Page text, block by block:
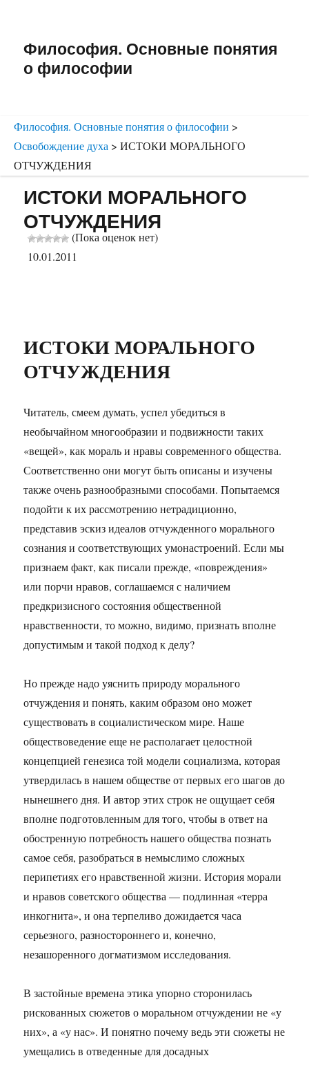
Философия. Основные понятия
о философии
Философия. Основные понятия о философии >
Освобождение духа > ИСТОКИ МОРАЛЬНОГО
ОТЧУЖДЕНИЯ
ИСТОКИ МОРАЛЬНОГО
ОТЧУЖДЕНИЯ
(Пока оценок нет)
10.01.2011
ИСТОКИ МОРАЛЬНОГО
ОТЧУЖДЕНИЯ
Читатель, смеем думать, успел убедиться в
необычайном многообразии и подвижности таких
«вещей», как мораль и нравы современного общества.
Соответственно они могут быть описаны и изучены
также очень разнообразными способами. Попытаемся
подойти к их рассмотрению нетрадиционно,
представив эскиз идеалов отчужденного морального
сознания и соответствующих умонастроений. Если мы
признаем факт, как писали прежде, «повреждения»
или порчи нравов, соглашаемся с наличием
предкризисного состояния общественной
нравственности, то можно, видимо, признать вполне
допустимым и такой подход к делу?
Но прежде надо уяснить природу морального
отчуждения и понять, каким образом оно может
существовать в социалистическом мире. Наше
обществоведение еще не располагает целостной
концепцией генезиса той модели социализма, которая
утвердилась в нашем обществе от первых его шагов до
нынешнего дня. И автор этих строк не ощущает себя
вполне подготовленным для того, чтобы в ответ на
обостренную потребность нашего общества познать
самое себя, разобраться в немыслимо сложных
перипетиях его нравственной жизни. История морали
и нравов советского общества — подлинная «терра
инкогнита», и она терпеливо дожидается часа
серьезного, разностороннего и, конечно,
незашоренного догматизмом исследования.
В застойные времена этика упорно сторонилась
рискованных сюжетов о моральном отчуждении не «у
них», а «у нас». И понятно почему ведь эти сюжеты не
умещались в отведенные для досадных